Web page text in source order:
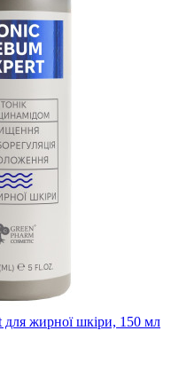
для жирної шкіри, 150 мл